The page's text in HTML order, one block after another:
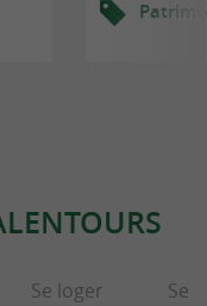
Se loger Se